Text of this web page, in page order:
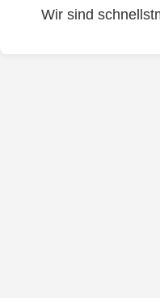
Wir sind